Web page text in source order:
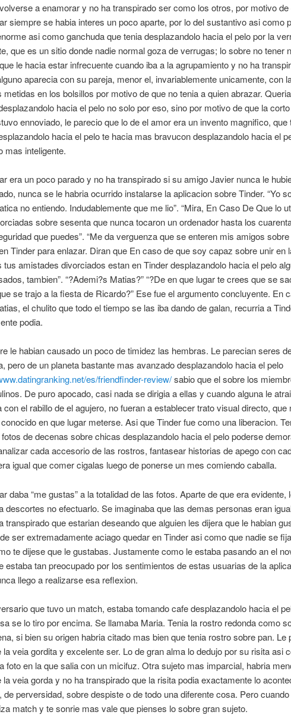
a enamorar y no ha transpirado ser como los otros, por motivo de
siempre se habia interes un poco aparte, por lo del sustantivo asi­ como
asi­ como ganchuda que tenia desplazandolo hacia el pelo por la
que es un sitio donde nadie normal goza de verrugas; lo sobre no tener
le hacia estar infrecuente cuando iba a la agrupamiento y no ha
aparecia con su pareja, menor el, invariablemente unicamente, con
metidas en los bolsillos por motivo de que no tenia a quien abrazar.
hacia el pelo no solo por eso, sino por motivo de que la
ennoviado, le parecio que lo de el amor era un invento magnifico, que
hacia el pelo te hacia mas bravucon desplazandolo hacia el
mas inteligente.
era un poco parado y no ha transpirado si su amigo Javier nunca le
nunca se le habria ocurrido instalarse la aplicacion sobre Tinder. “Yo
no entiendo. Indudablemente que me lio”. “Mira, En Caso De Que lo
sobre sesenta que nunca tocaron un ordenador hasta los
que puedes”. “Me da verguenza que se enteren mis amigos
Tinder para enlazar. Diran que En caso de que soy capaz sobre unir en
tus amistades divorciados estan en Tinder desplazandolo hacia el pelo
tambien”. “?Ademi?s Matias?” “?De en que lugar te crees que se
se trajo a la fiesta de Ricardo?” Ese fue el argumento concluyente. En
el chulito que todo el tiempo se las iba dando de galan, recurria a
podia.
le habian causado un poco de timidez las hembras. Le parecian seres
pero de un planeta bastante mas avanzado desplazandolo hacia el pelo
es/friendfinder-review/sabio que el sobre los
De puro apocado, casi nada se dirigia a ellas y cuando alguna le
con el rabillo de el agujero, no fueran a establecer trato visual directo, que
en que lugar meterse. Asi que Tinder fue como una liberacion.
de decenas sobre chicas desplazandolo hacia el pelo poderse
cada accesorio de las rostros, fantasear historias de apego con
igual que comer cigalas luego de ponerse un mes comiendo caballa.
daba “me gustas” a la totalidad de las fotos. Aparte de que era evidente,
descortes no efectuarlo. Se imaginaba que las demas personas eran
transpirado que estarian deseando que alguien les dijera que le habian
ser extremadamente aciago quedar en Tinder asi­ como que nadie se
te dijese que le gustabas. Justamente como le estaba pasando an el
estaba tan preocupado por los sentimientos de estas usuarias de la
llego a realizarse esa reflexion.
que tuvo un match, estaba tomando cafe desplazandolo hacia el
se lo tiro por encima. Se llamaba Maria. Tenia la rostro redonda como
si bien su origen habria citado mas bien que tenia rostro sobre pan. Le
la veia gordita y excelente ser. Lo de gran alma lo dedujo por su risita asi­
foto en la que salia con un micifuz. Otra sujeto mas imparcial, habria
la veia gorda y no ha transpirado que la risita podia exactamente lo
de perversidad, sobre despiste o de todo una diferente cosa. Pero
match y te sonrie mas vale que pienses lo sobre gran sujeto.